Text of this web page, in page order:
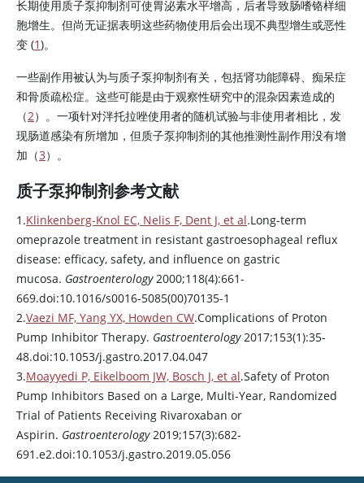
长期使用质子泵抑制剂可使胃泌素水平增高，后者导致肠嗜铬样细
胞增生。但尚无证据表明这些药物使用后会出现不典型增生或恶性
变 (1)。
一些副作用被认为与质子泵抑制剂有关，包括肾功能障碍、痴呆症
和骨质疏松症。这些可能是由于观察性研究中的混杂因素造成的
（2）。一项针对泮托拉唑使用者的随机试验与非使用者相比，发
现肠道感染有所增加，但质子泵抑制剂的其他推测性副作用没有增
加（3）。
质子泵抑制剂参考文献
1.Klinkenberg-Knol EC, Nelis F, Dent J, et al.Long-term
omeprazole treatment in resistant gastroesophageal reflux
disease: efficacy, safety, and influence on gastric
mucosa. Gastroenterology2000;118(4):661-
669.doi:10.1016/s0016-5085(00)70135-1
2.Vaezi MF, Yang YX, Howden CW.Complications of Proton
Pump Inhibitor Therapy. Gastroenterology2017;153(1):35-
48.doi:10.1053/j.gastro.2017.04.047
3.Moayyedi P, Eikelboom JW, Bosch J, et al.Safety of Proton
Pump Inhibitors Based on a Large, Multi-Year, Randomized
Trial of Patients Receiving Rivaroxaban or
Aspirin. Gastroenterology2019;157(3):682-
691.e2.doi:10.1053/j.gastro.2019.05.056